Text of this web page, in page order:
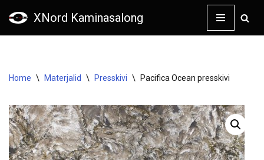
XNord Kaminasalong
Home \ Materjalid \ Presskivi \ Pacifica Ocean presskivi